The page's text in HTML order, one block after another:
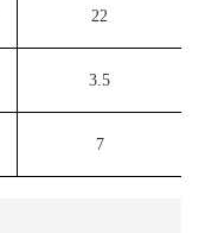
22
3.5
7